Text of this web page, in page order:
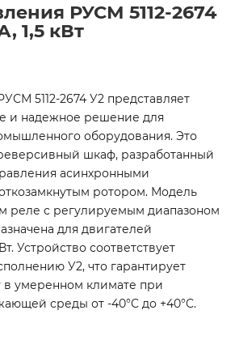
РУСМ 5112-2674
1,5 кВт
5112-2674 У2 представляет
и надежное решение для
оборудования. Это
шкаф, разработанный
асинхронными
ротором. Модель
реле с регулируемым диапазоном
для двигателей
Устройство соответствует
У2, что гарантирует
в умеренном климате при
среды от -40°C до +40°C.